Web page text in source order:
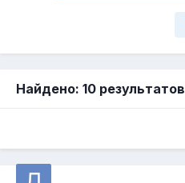
Найдено: 10 результатов